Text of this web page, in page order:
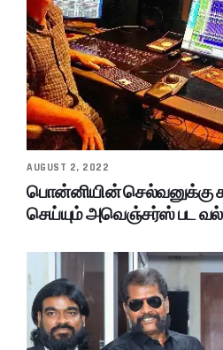
AUGUST 2, 2022
பொன்னியின் செல்வனுக்கு
செய்யும் அவெஞ்சர்ஸ் பட